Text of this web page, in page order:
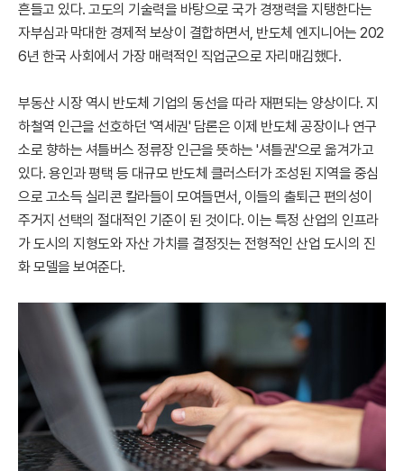
흔들고 있다. 고도의 기술력을 바탕으로 국가 경쟁력을 지탱한다는
자부심과 막대한 경제적 보상이 결합하면서, 반도체 엔지니어는 202
6년 한국 사회에서 가장 매력적인 직업군으로 자리매김했다.
부동산 시장 역시 반도체 기업의 동선을 따라 재편되는 양상이다. 지
하철역 인근을 선호하던 '역세권' 담론은 이제 반도체 공장이나 연구
소로 향하는 셔틀버스 정류장 인근을 뜻하는 '셔틀권'으로 옮겨가고
있다. 용인과 평택 등 대규모 반도체 클러스터가 조성된 지역을 중심
으로 고소득 실리콘 칼라들이 모여들면서, 이들의 출퇴근 편의성이
주거지 선택의 절대적인 기준이 된 것이다. 이는 특정 산업의 인프라
가 도시의 지형도와 자산 가치를 결정짓는 전형적인 산업 도시의 진
화 모델을 보여준다.